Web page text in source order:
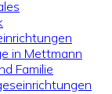
in Mettmann
Familie